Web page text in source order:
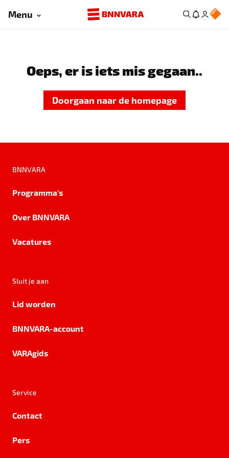
Menu
Oeps, er is iets mis gegaan..
Doorgaan naar de homepage
BNNVARA
Programma's
Over BNNVARA
Vacatures
Sluit je aan
Lid worden
BNNVARA-account
VARAgids
Service
Contact
Pers